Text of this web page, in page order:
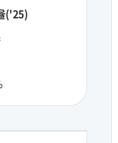
('25)